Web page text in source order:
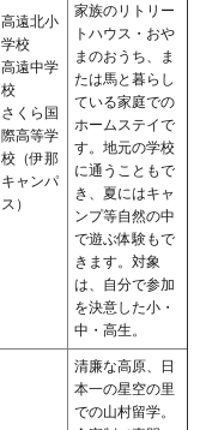
高遠北小
学校
高遠中学
校
さくら国
際高等学
校（伊那
キャンパ
ス）
家族のリトリー
トハウス・おや
まのおうち、ま
たは馬と暮らし
ている家庭での
ホームステイで
す。地元の学校
に通うこともで
き、夏にはキャ
ンプ等自然の中
で遊ぶ体験もで
きます。対象
は、自分で参加
を決意した小・
中・高生。
清廉な高原、日
本一の星空の里
での山村留学。